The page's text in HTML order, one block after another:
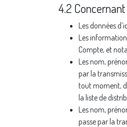
4.2
Les données
Les
Compte, et
Les nom,
par la
tout moment,
la liste de
Les nom,
passe par la